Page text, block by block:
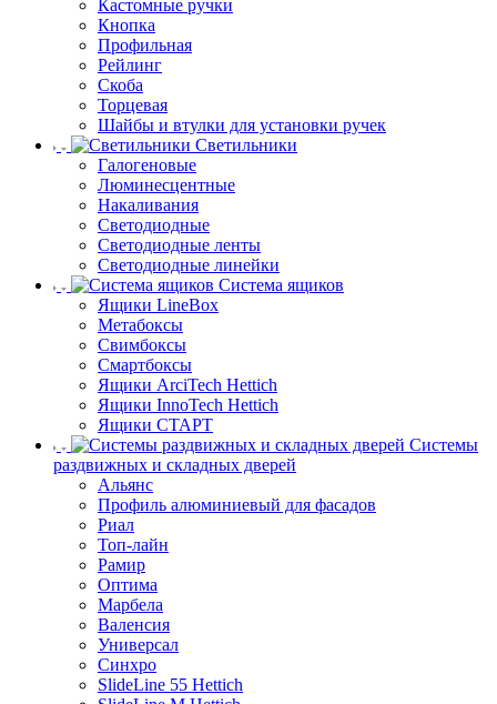
Кастомные ручки
Кнопка
Профильная
Рейлинг
Скоба
Торцевая
Шайбы и втулки для установки ручек
Светильники
Галогеновые
Люминесцентные
Накаливания
Светодиодные
Светодиодные ленты
Светодиодные линейки
Система ящиков
Ящики LineBox
Метабоксы
Свимбоксы
Смартбоксы
Ящики ArciTech Hettich
Ящики InnoTech Hettich
Ящики СТАРТ
Системы
раздвижных и складных дверей
Альянс
Профиль алюминиевый для фасадов
Риал
Топ-лайн
Рамир
Оптима
Марбела
Валенсия
Универсал
Синхро
SlideLine 55 Hettich